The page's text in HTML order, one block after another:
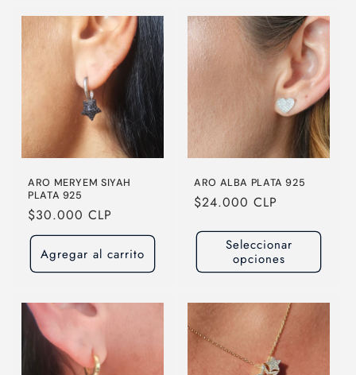
ARO MERYEM SIYAH
PLATA 925
Precio
habitual
$30.000 CLP
Agregar al carrito
ARO ALBA PLATA 925
Precio
$24.000 CLP
Seleccionar
opciones